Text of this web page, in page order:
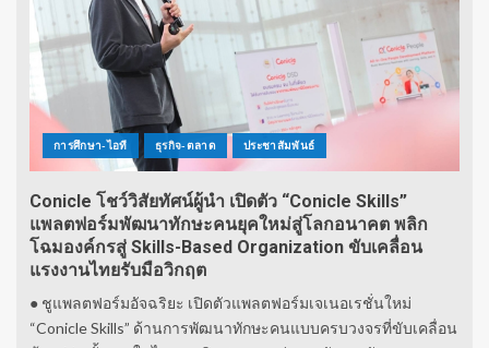
การศึกษา-ไอที ธุรกิจ-ตลาด ประชาสัมพันธ์
Conicle โชว์วิสัยทัศน์ผู้นำ เปิดตัว “Conicle Skills”
แพลตฟอร์มพัฒนาทักษะคนยุคใหม่สู่โลกอนาคต พลิก
โฉมองค์กรสู่ Skills-Based Organization ขับเคลื่อน
แรงงานไทยรับมือวิกฤต
● ชูแพลตฟอร์มอัจฉริยะ เปิดตัวแพลตฟอร์มเจเนอเรชั่นใหม่
“Conicle Skills” ด้านการพัฒนาทักษะคนแบบครบวงจรที่ขับเคลื่อน